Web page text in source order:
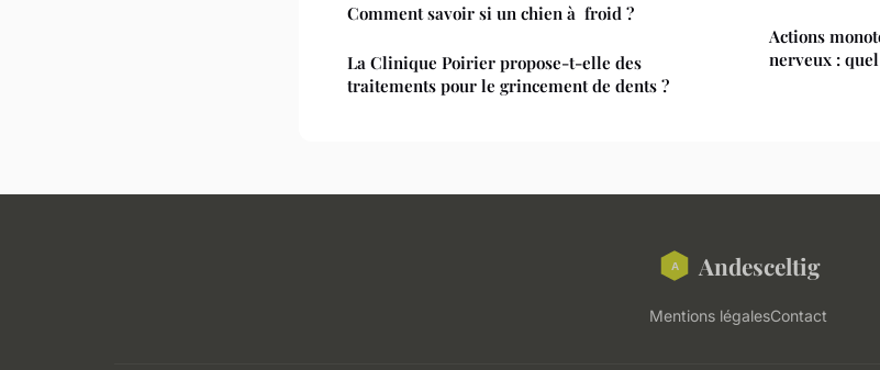
Comment savoir si un chien à froid ?
La Clinique Poirier propose-t-elle des
traitements pour le grincement de dents ?
Actions
nerveux :
Andesceltig
Mentions légalesContact